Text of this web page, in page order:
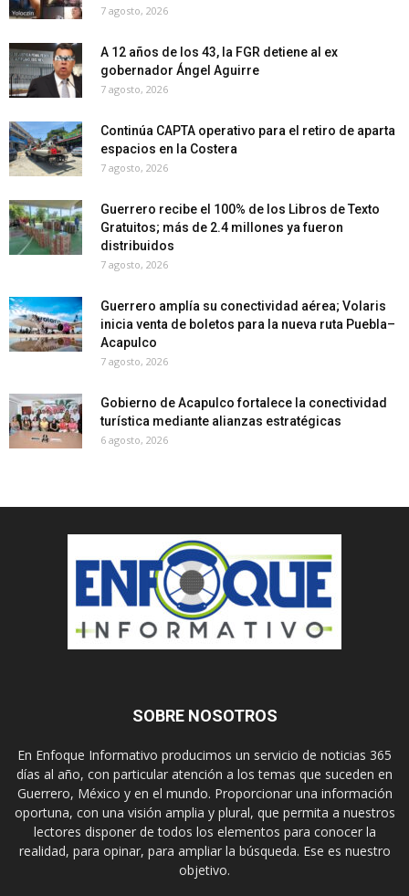
7 agosto, 2026
A 12 años de los 43, la FGR detiene al ex
gobernador Ángel Aguirre
7 agosto, 2026
Continúa CAPTA operativo para el retiro de aparta
espacios en la Costera
7 agosto, 2026
Guerrero recibe el 100% de los Libros de Texto
Gratuitos; más de 2.4 millones ya fueron
distribuidos
7 agosto, 2026
Guerrero amplía su conectividad aérea; Volaris
inicia venta de boletos para la nueva ruta Puebla–
Acapulco
7 agosto, 2026
Gobierno de Acapulco fortalece la conectividad
turística mediante alianzas estratégicas
6 agosto, 2026
SOBRE NOSOTROS
En Enfoque Informativo producimos un servicio de noticias 365
días al año, con particular atención a los temas que suceden en
Guerrero, México y en el mundo. Proporcionar una información
oportuna, con una visión amplia y plural, que permita a nuestros
lectores disponer de todos los elementos para conocer la
realidad, para opinar, para ampliar la búsqueda. Ese es nuestro
objetivo.